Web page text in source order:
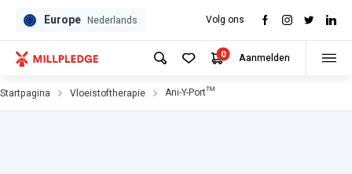
Europe Nederlands Volg ons
0 Aanmelden
Startpagina Vloeistoftherapie Ani-Y-Port™